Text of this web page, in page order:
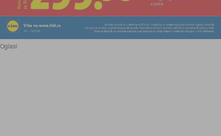
Oglasi